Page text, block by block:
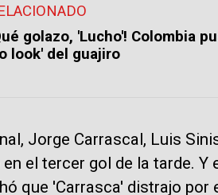
golazo, 'Lucho'! Colombia
look' del guajiro
Jorge Carrascal, Luis
el tercer gol de la tarde. Y
que 'Carrasca' distrajo